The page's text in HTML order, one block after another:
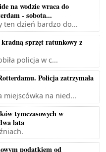
na wodzie wraca do
- sobota...
ten dzień bardzo do...
sprzęt ratunkowy z
policja w c...
Policja zatrzymała
miejscówka na nied...
tymczasowych w
lata
podatkiem od